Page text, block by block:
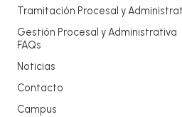
Tramitación Procesal y
Gestión Procesal y Administrativa
FAQs
Noticias
Contacto
Campus